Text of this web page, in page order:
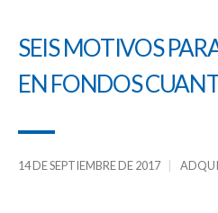
SEIS MOTIVOS
EN FONDOS
14 DE SEPTIEMBRE DE 2017